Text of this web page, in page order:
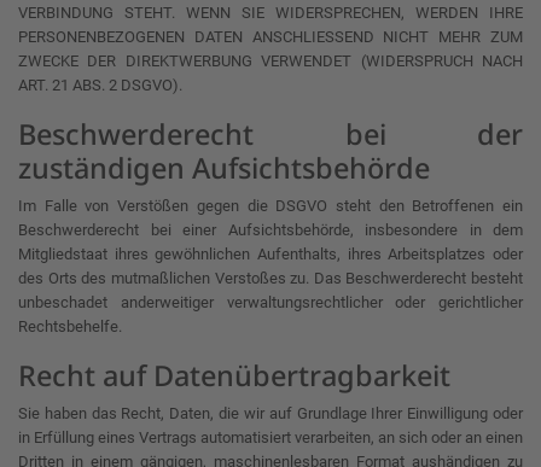
VERBINDUNG STEHT. WENN SIE WIDERSPRECHEN, WERDEN IHRE
PERSONENBEZOGENEN DATEN ANSCHLIESSEND NICHT MEHR ZUM
ZWECKE DER DIREKTWERBUNG VERWENDET (WIDERSPRUCH NACH
ART. 21 ABS. 2 DSGVO).
Beschwerde­recht bei der
zuständigen Aufsichts­behörde
Im Falle von Verstößen gegen die DSGVO steht den Betroffenen ein
Beschwerderecht bei einer Aufsichtsbehörde, insbesondere in dem
Mitgliedstaat ihres gewöhnlichen Aufenthalts, ihres Arbeitsplatzes oder
des Orts des mutmaßlichen Verstoßes zu. Das Beschwerderecht besteht
unbeschadet anderweitiger verwaltungsrechtlicher oder gerichtlicher
Rechtsbehelfe.
Recht auf Daten­übertrag­barkeit
Sie haben das Recht, Daten, die wir auf Grundlage Ihrer Einwilligung oder
in Erfüllung eines Vertrags automatisiert verarbeiten, an sich oder an einen
Dritten in einem gängigen, maschinenlesbaren Format aushändigen zu